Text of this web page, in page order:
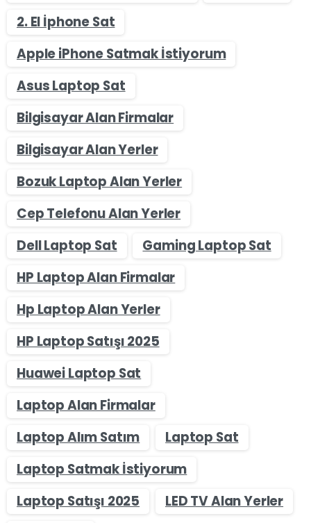
2. El İphone Sat
Apple iPhone Satmak İstiyorum
Asus Laptop Sat
Bilgisayar Alan Firmalar
Bilgisayar Alan Yerler
Bozuk Laptop Alan Yerler
Cep Telefonu Alan Yerler
Dell Laptop Sat
Gaming Laptop Sat
HP Laptop Alan Firmalar
Hp Laptop Alan Yerler
HP Laptop Satışı 2025
Huawei Laptop Sat
Laptop Alan Firmalar
Laptop Alım Satım
Laptop Sat
Laptop Satmak İstiyorum
Laptop Satışı 2025
LED TV Alan Yerler